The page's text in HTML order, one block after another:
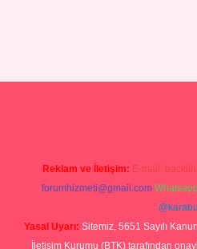
Reklam ve İletişim: E-mail:
forumhizmeti@gmail.com
@karabul
Yasal Uyarı: Sitemiz, 5651 Sayılı
İletişim Kurumu (BTK) tarafından